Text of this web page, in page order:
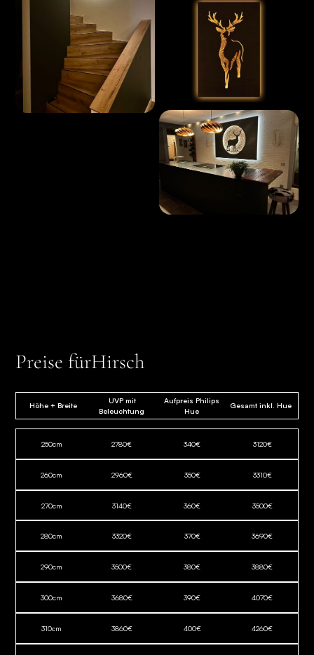
Preise fürHirsch
Höhe + Breite
UVP mit
Beleuchtung
Aufpreis Philips
Hue
Gesamt inkl. Hue
250cm 2780€ 340€ 3120€
260cm 2960€ 350€ 3310€
270cm 3140€ 360€ 3500€
280cm 3320€ 370€ 3690€
290cm 3500€ 380€ 3880€
300cm 3680€ 390€ 4070€
310cm 3860€ 400€ 4260€